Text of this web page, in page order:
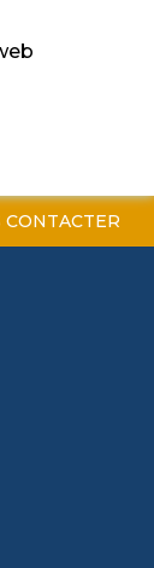
CONTACTER